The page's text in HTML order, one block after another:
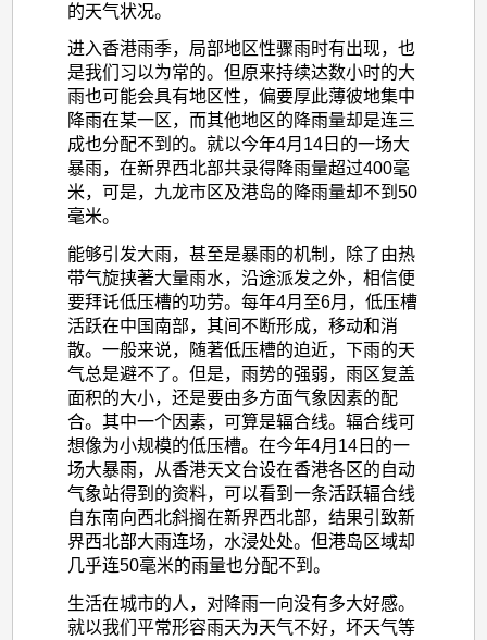
的天气状况。
进入香港雨季，局部地区性骤雨时有出现，也
是我们习以为常的。但原来持续达数小时的大
雨也可能会具有地区性，偏要厚此薄彼地集中
降雨在某一区，而其他地区的降雨量却是连三
成也分配不到的。就以今年4月14日的一场大
暴雨，在新界西北部共录得降雨量超过400毫
米，可是，九龙市区及港岛的降雨量却不到50
毫米。
能够引发大雨，甚至是暴雨的机制，除了由热
带气旋挟著大量雨水，沿途派发之外，相信便
要拜讬低压槽的功劳。每年4月至6月，低压槽
活跃在中国南部，其间不断形成，移动和消
散。一般来说，随著低压槽的迫近，下雨的天
气总是避不了。但是，雨势的强弱，雨区复盖
面积的大小，还是要由多方面气象因素的配
合。其中一个因素，可算是辐合线。辐合线可
想像为小规模的低压槽。在今年4月14日的一
场大暴雨，从香港天文台设在香港各区的自动
气象站得到的资料，可以看到一条活跃辐合线
自东南向西北斜搁在新界西北部，结果引致新
界西北部大雨连场，水浸处处。但港岛区域却
几乎连50毫米的雨量也分配不到。
生活在城市的人，对降雨一向没有多大好感。
就以我们平常形容雨天为天气不好，坏天气等